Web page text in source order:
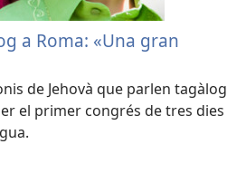
a Roma: «Una gran
de Jehovà que parlen tagàlog
el primer congrés de tres dies